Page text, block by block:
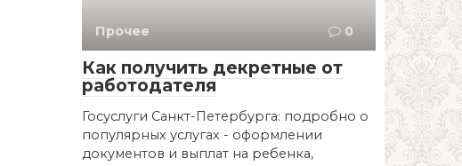
Прочее 0
Как получить декретные от
работодателя
Госуслуги Санкт-Петербурга: подробно о
популярных услугах - оформлении
документов и выплат на ребенка,